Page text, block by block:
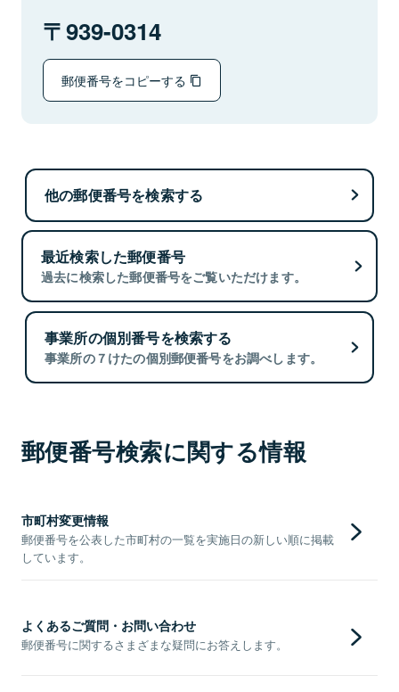
939-0314
郵便番号をコピーする
他の郵便番号を検索する
最近検索した郵便番号
過去に検索した郵便番号をご覧いただけます。
事業所の個別番号を検索する
事業所の７けたの個別郵便番号をお調べします。
郵便番号検索に関する情報
市町村変更情報
郵便番号を公表した市町村の一覧を実施日の新しい順に掲載
しています。
よくあるご質問・お問い合わせ
郵便番号に関するさまざまな疑問にお答えします。